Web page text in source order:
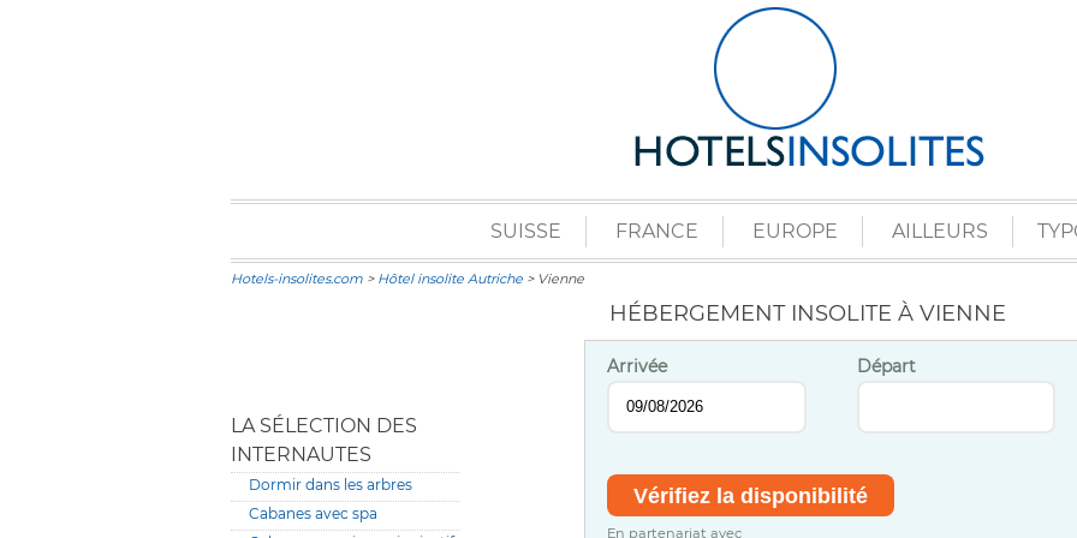
SUISSE FRANCE EUROPE AILLEURS
Hotels-insolites.com > Hôtel insolite Autriche > Vienne
HÉBERGEMENT INSOLITE À VIENNE
LA SÉLECTION DES
INTERNAUTES
Dormir dans les arbres
Cabanes avec spa
Arrivée Départ
En partenariat avec